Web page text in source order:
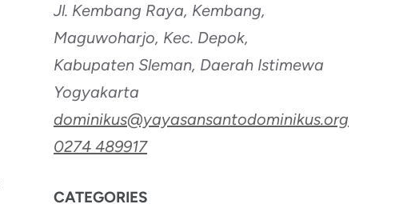
Jl. Kembang Raya, Kembang,
Maguwoharjo, Kec. Depok,
Kabupaten Sleman, Daerah Istimewa
Yogyakarta
dominikus@yayasansantodominikus.org
0274 489917
CATEGORIES